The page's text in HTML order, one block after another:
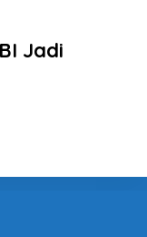
Jadi